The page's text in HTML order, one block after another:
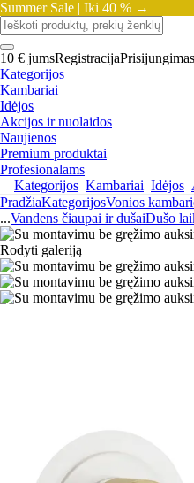
Summer Sale | Iki 40 % →
10 € jumsRegistracijaPrisijungimas
Kategorijos
Kambariai
Idėjos
Akcijos ir nuolaidos
Naujienos
Premium produktai
Profesionalams
Kategorijos Kambariai Idėjos
PradžiaKategorijosVonios
...Vandens čiaupai ir dušaiDušo
Rodyti galeriją